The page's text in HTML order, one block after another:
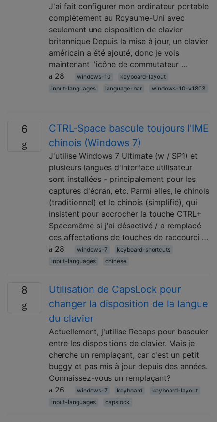
J'ai fait configurer mon ordinateur portable
complètement au Royaume-Uni avec
seulement une disposition de clavier
britannique Depuis la mise à jour, un clavier
américain a été ajouté, donc je vois
maintenant l'icône de commutateur …
28
windows-10
keyboard-layout
input-languages
language-bar windows-10-v1803
6
CTRL-Space bascule toujours l'IME
chinois (Windows 7)
J'utilise Windows 7 Ultimate (w / SP1) et
plusieurs langues d'interface utilisateur
sont installées - principalement pour les
captures d'écran, etc. Parmi elles, le chinois
(traditionnel) et le chinois (simplifié), qui
insistent pour accrocher la touche CTRL+
Spacemême si j'ai désactivé / a remplacé
ces affectations de touches de raccourci …
28
windows-7
keyboard-shortcuts
input-languages
chinese
8
Utilisation de CapsLock pour
changer la disposition de la langue
du clavier
Actuellement, j'utilise Recaps pour basculer
entre les dispositions de clavier. Mais je
cherche un remplaçant, car c'est un petit
buggy et pas mis à jour depuis des années.
Connaissez-vous un remplaçant?
26
windows-7 keyboard
keyboard-layout
input-languages
capslock